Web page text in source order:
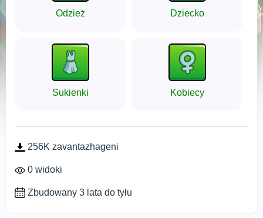
Odzież Dziecko
Sukienki Kobiecy
256K zavantazhageni
0 widoki
Zbudowany 3 lata do tyłu